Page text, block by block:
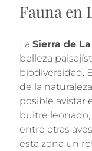
Fauna en
La Sierra de La
belleza
biodiversidad.
de la
posible avistar
buitre leonado,
entre otras
esta zona un